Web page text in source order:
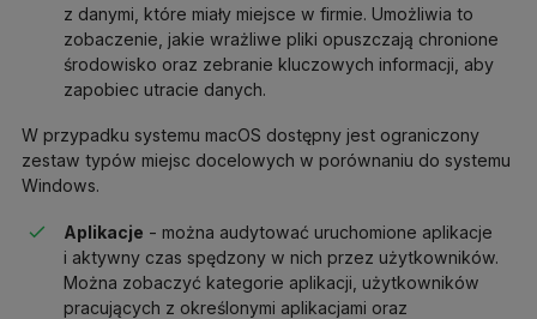
z danymi, które miały miejsce w firmie. Umożliwia to
zobaczenie, jakie wrażliwe pliki opuszczają chronione
środowisko oraz zebranie kluczowych informacji, aby
zapobiec utracie danych.
W przypadku systemu macOS dostępny jest ograniczony
zestaw typów miejsc docelowych w porównaniu do systemu
Windows.
Aplikacje - można audytować uruchomione aplikacje
i aktywny czas spędzony w nich przez użytkowników.
Można zobaczyć kategorie aplikacji, użytkowników
pracujących z określonymi aplikacjami oraz